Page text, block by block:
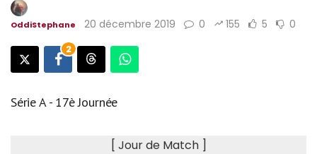
OddiStephane 20 décembre 2019 0 155 5 0
2
Série A - 17è Journée
[ Jour de Match ]